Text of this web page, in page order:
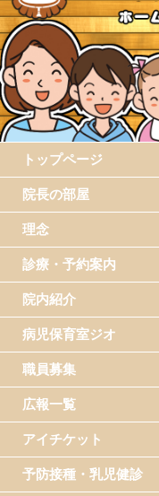
トップページ
院長の部屋
理念
診療・予約案内
院内紹介
病児保育室ジオ
職員募集
広報一覧
アイチケット
予防接種・乳児健診